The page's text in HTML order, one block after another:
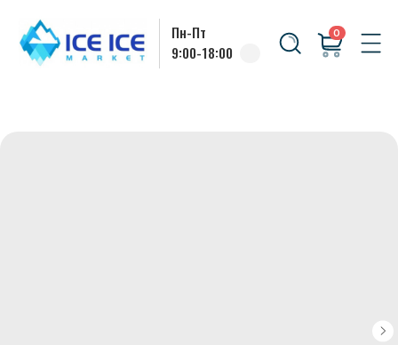
9:00-18:00